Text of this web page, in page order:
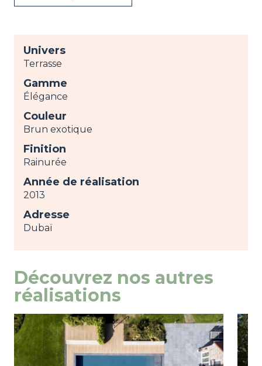
Univers
Terrasse
Gamme
Élégance
Couleur
Brun exotique
Finition
Rainurée
Année de réalisation
2013
Adresse
Dubaï
Découvrez nos autres
réalisations
Image
view view